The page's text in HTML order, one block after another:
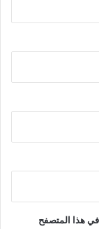
في هذا المتصفح